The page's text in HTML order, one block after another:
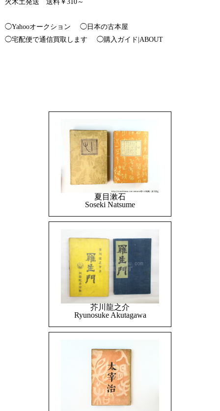
火木土発送 送料￥310～
◯Yahooオークション
◯日本の古本屋
◯宅配便で通信買取します
◯購入ガイド|ABOUT
夏目漱石
Soseki Natsume
芥川龍之介
Ryunosuke Akutagawa